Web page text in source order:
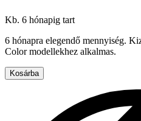
Kb. 6 hónapig tart
6 hónapra elegendő mennyiség.
Color modellekhez alkalmas.
Kosárba